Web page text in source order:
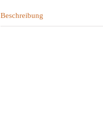
Beschreibung